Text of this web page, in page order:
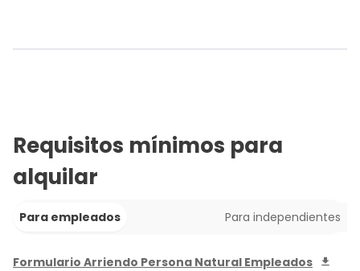
Requisitos mínimos para
alquilar
Para empleados Para independientes
Formulario Arriendo Persona Natural Empleados